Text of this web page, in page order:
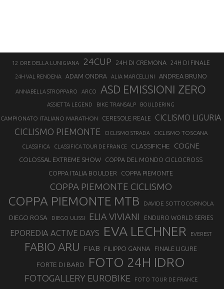
12 ORE DELLA LUNIGIANA 24CUP 24H DI CREMONA 24H DI FINALE
24H VAL RENDENA ADAM ONDRA ALIA MARCELLINI ANDREA BRUNO
ANNABELLA STROPPARO ARCO ASD EMISSIONI ZERO
ASSIETTA LEGEND BIKE TRANSALP BOULDERING
CAMPIONATO ITALIANO MARATHON CERESOLE REALE CICLISMO LIGURIA
CICLISMO PIEMONTE CICLISMO STRADA CICLISMO TOSCANA
CLASSIFICA CLASSIFICA TOUR DE FRANCE CLASSIFICHE COGNE
COLOSSAL EXTREME SHOW
COPPA DEL MONDO CICLOCROSS
COPPA ITALIA BOULDER
COPPA PIEMONTE
COPPA PIEMONTE CICLISMO
COPPA PIEMONTE MTB DAVIDE SOTTOCORNOLA
DIEGO ROSA DIEGO ULISSI ELIA VIVIANI ENDURO WORLD SERIES
EPOREDIA ACTIVE DAYS EVA LECHNER EVEREST
FABIO ARU FIAB FILIPPO GANNA FINALE LIGURE
FORTE DI BARD FOTO 24H IDRO
FOTOGALLERY EUROBIKE FOTO TOUR DE FRANCE